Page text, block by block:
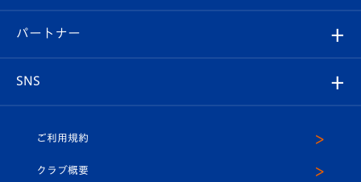
メディア
ホームタウン
マスコット紹介
ヴィヴィくんの長崎おもてなしガイド
スタジアムグルメ
V-LOVERS（ファンクラブ）
プレイヤーズスイート
店舗情報
育成からのお知らせ
U-18
パートナー
SNS
ヴィヴィくんインスタグラム
ご利用規約
クラブ概要